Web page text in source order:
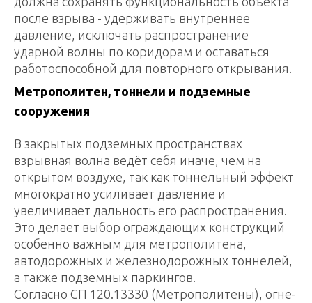
после взрыва - удерживать внутреннее
давление, исключать распространение
ударной волны по коридорам и оставаться
работоспособной для повторного открывания.
Метрополитен, тоннели и подземные
сооружения
В закрытых подземных пространствах
взрывная волна ведёт себя иначе, чем на
открытом воздухе, так как тоннельный эффект
многократно усиливает давление и
увеличивает дальность его распространения.
Это делает выбор ограждающих конструкций
особенно важным для метрополитена,
автодорожных и железнодорожных тоннелей,
а также подземных паркингов.
Согласно СП 120.13330 (Метрополитены), огне-